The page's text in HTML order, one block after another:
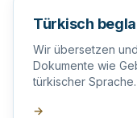
Türkisch
Wir übersetzen
Dokumente wie
türkischer Sprache.
→